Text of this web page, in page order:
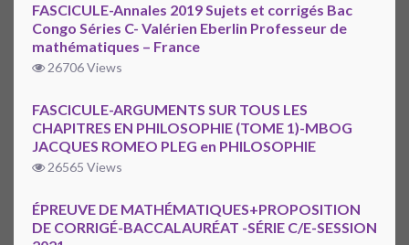
FASCICULE-Annales 2019 Sujets et corrigés Bac
Congo Séries C- Valérien Eberlin Professeur de
mathématiques – France
26706 Views
FASCICULE-ARGUMENTS SUR TOUS LES
CHAPITRES EN PHILOSOPHIE (TOME 1)-MBOG
JACQUES ROMEO PLEG en PHILOSOPHIE
26565 Views
ÉPREUVE DE MATHÉMATIQUES+PROPOSITION
DE CORRIGÉ-BACCALAURÉAT -SÉRIE C/E-SESSION